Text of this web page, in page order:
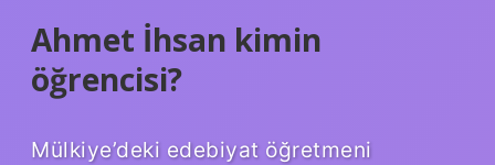
Ahmet İhsan kimin
öğrencisi?
Mülkiye’deki edebiyat öğretmeni